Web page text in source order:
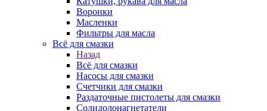
Воронки
Масленки
Фильтры для масла
Всё для смазки
Назад
Всё для смазки
Насосы для смазки
Счетчики для смазки
Раздаточные пистолеты для смазки
Солидолонагнетатели